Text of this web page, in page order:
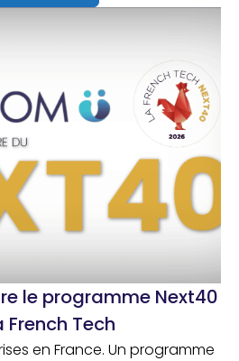
le programme Next40
French Tech
en France. Un programme